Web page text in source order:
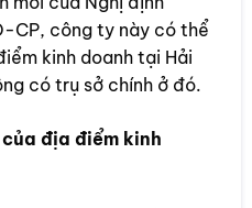
CP, công ty này có thể
kinh doanh tại Hải
có trụ sở chính ở đó.
địa điểm kinh